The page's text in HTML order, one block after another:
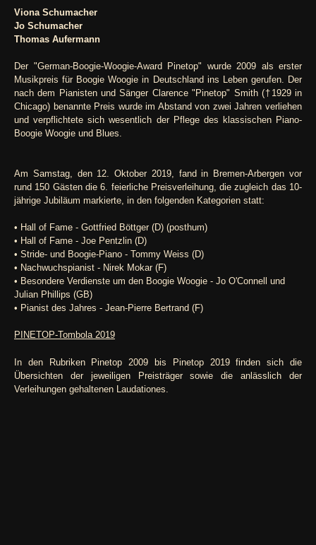
Viona Schumacher
Jo Schumacher
Thomas Aufermann
Der "German-Boogie-Woogie-Award Pinetop" wurde 2009 als erster
Musikpreis für Boogie Woogie in Deutschland ins Leben gerufen. Der
nach dem Pianisten und Sänger Clarence "Pinetop" Smith (†1929 in
Chicago) benannte Preis wurde im Abstand von zwei Jahren verliehen
und verpflichtete sich wesentlich der Pflege des klassischen Piano-
Boogie Woogie und Blues.
Am Samstag, den 12. Oktober 2019, fand in Bremen-Arbergen vor
rund 150 Gästen die 6. feierliche Preisverleihung, die zugleich das 10-
jährige Jubiläum markierte, in den folgenden Kategorien statt:
• Hall of Fame - Gottfried Böttger (D) (posthum)
• Hall of Fame - Joe Pentzlin (D)
• Stride- und Boogie-Piano - Tommy Weiss (D)
• Nachwuchspianist - Nirek Mokar (F)
• Besondere Verdienste um den Boogie Woogie - Jo O'Connell und
Julian Phillips (GB)
• Pianist des Jahres - Jean-Pierre Bertrand (F)
PINETOP-Tombola 2019
In den Rubriken Pinetop 2009 bis Pinetop 2019 finden sich die
Übersichten der jeweiligen Preisträger sowie die anlässlich der
Verleihungen gehaltenen Laudationes.